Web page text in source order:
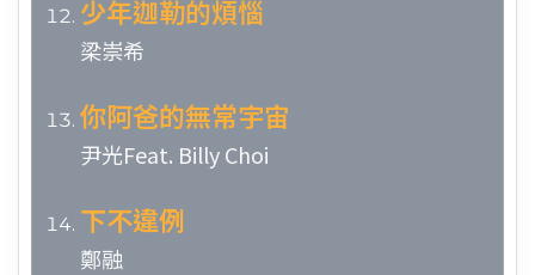
少年迦勒的煩惱
梁崇希
你阿爸的無常宇宙
尹光Feat. Billy Choi
下不違例
鄭融